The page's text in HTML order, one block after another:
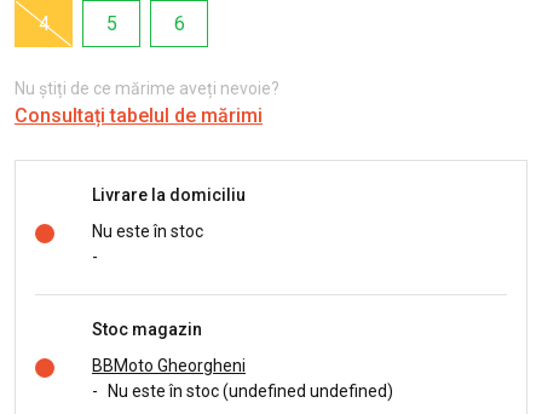
4
5 6
Nu știți de ce mărime aveți nevoie?
Consultați tabelul de mărimi
Livrare la domiciliu
Nu este în stoc
-
Stoc magazin
BBMoto Gheorgheni
-
Nu este în stoc (undefined undefined)